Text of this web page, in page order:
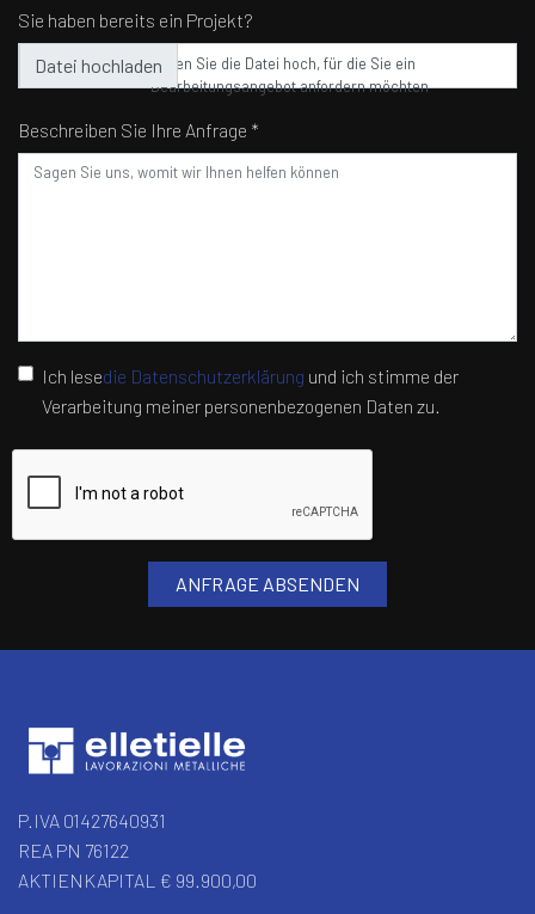
Sie haben bereits ein Projekt?
Laden Sie die Datei hoch, für die Sie ein
Bearbeitungsangebot anfordern möchten
Beschreiben Sie Ihre Anfrage *
Ich lesedie Datenschutzerklärung und ich stimme der
Verarbeitung meiner personenbezogenen Daten zu.
P.IVA 01427640931
REA PN 76122
AKTIENKAPITAL € 99.900,00